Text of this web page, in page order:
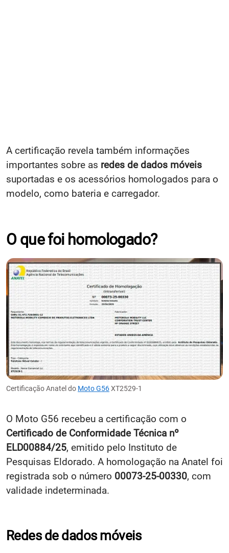
A certificação revela também informações
importantes sobre as redes de dados móveis
suportadas e os acessórios homologados para o
modelo, como bateria e carregador.
O que foi homologado?
Certificação Anatel do Moto G56XT2529-1
O Moto G56 recebeu a certificação com o
Certificado de Conformidade Técnica nº
ELD00884/25, emitido pelo Instituto de
Pesquisas Eldorado​. A homologação na Anatel foi
registrada sob o número 00073-25-00330, com
validade indeterminada​.
Redes de dados móveis